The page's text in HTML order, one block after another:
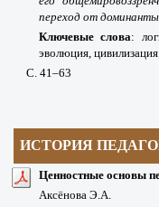
переход от доминанты
Ключевые слова:
эволюция,
С. 41–63
ИСТОРИЯ
Ценностные основы
Аксёнова Э.А.